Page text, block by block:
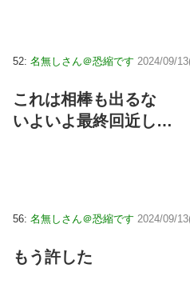
52: 名無しさん＠恐縮です 2024/09/
これは相棒も出るな
いよいよ最終回近し…
56: 名無しさん＠恐縮です 2024/09/
もう許した